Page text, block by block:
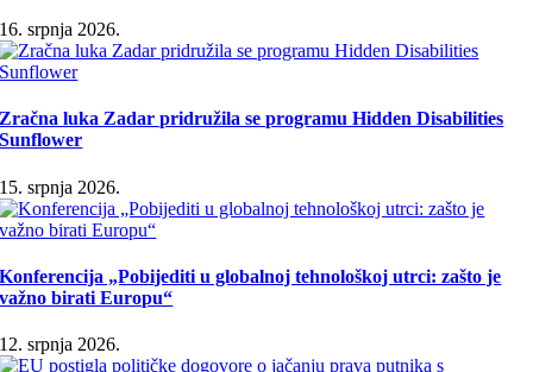
16. srpnja 2026.
Zračna luka Zadar pridružila se programu Hidden Disabilities
Sunflower
15. srpnja 2026.
Konferencija „Pobijediti u globalnoj tehnološkoj utrci: zašto je
važno birati Europu“
12. srpnja 2026.